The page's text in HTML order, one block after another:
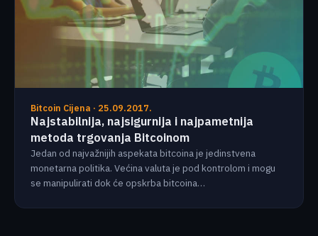
Bitcoin Cijena · 25.09.2017.
Najstabilnija, najsigurnija i najpametnija
metoda trgovanja Bitcoinom
Jedan od najvažnijih aspekata bitcoina je jedinstvena
monetarna politika. Većina valuta je pod kontrolom i mogu
se manipulirati dok će opskrba bitcoina…